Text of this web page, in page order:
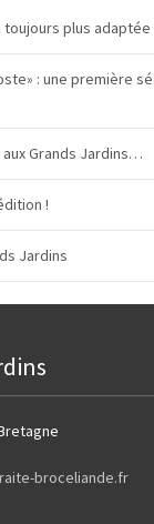
plus
: une première
aux Grands Jardins…
!
Jardins
broceliande.fr